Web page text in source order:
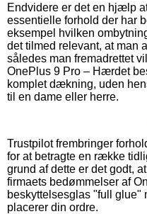
Endvidere er det en hjælp
essentielle forhold der har
eksempel hvilken
det tilmed relevant, at man
således man fremadrettet
OnePlus 9 Pro – Hærdet
komplet dækning, uden
til en dame eller herre.
Trustpilot frembringer
for at betragte en række
grund af dette er det godt,
firmaets bedømmelser af
beskyttelsesglas "full
placerer din ordre.